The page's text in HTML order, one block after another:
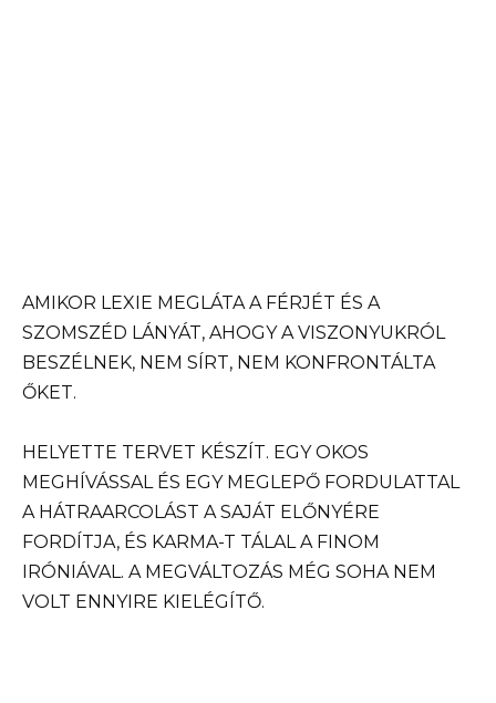
AMIKOR LEXIE MEGLÁTA A FÉRJÉT ÉS A
SZOMSZÉD LÁNYÁT, AHOGY A VISZONYUKRÓL
BESZÉLNEK, NEM SÍRT, NEM KONFRONTÁLTA
ŐKET.
HELYETTE TERVET KÉSZÍT. EGY OKOS
MEGHÍVÁSSAL ÉS EGY MEGLEPŐ FORDULATTAL
A HÁTRAARCOLÁST A SAJÁT ELŐNYÉRE
FORDÍTJA, ÉS KARMA-T TÁLAL A FINOM
IRÓNIÁVAL. A MEGVÁLTOZÁS MÉG SOHA NEM
VOLT ENNYIRE KIELÉGÍTŐ.